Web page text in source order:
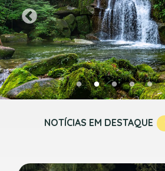
NOTÍCIAS EM DESTAQUE